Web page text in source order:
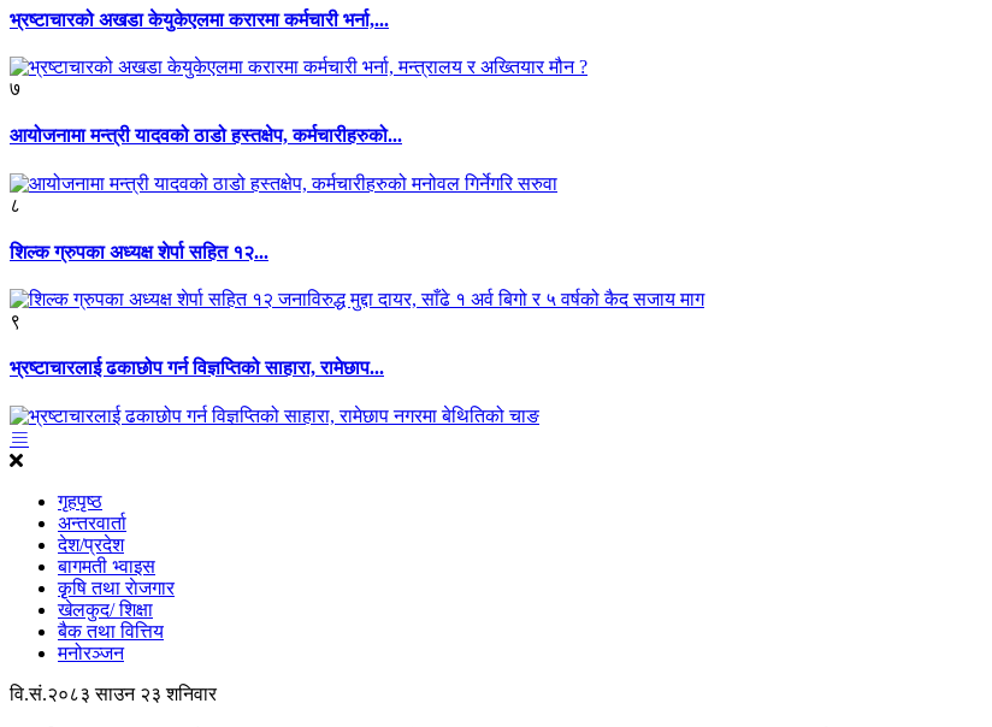
भ्रष्टाचारको अखडा केयुकेएलमा करारमा कर्मचारी भर्ना,...
७
आयोजनामा मन्त्री यादवको ठाडो हस्तक्षेप, कर्मचारीहरुको...
८
शिल्क ग्रुपका अध्यक्ष शेर्पा सहित १२...
९
भ्रष्टाचारलाई ढकाछोप गर्न विज्ञप्तिको साहारा, रामेछाप...
गृहपृष्ठ
अन्तरवार्ता
देश/प्रदेश
बागमती भ्वाइस
कृृषि तथा राेजगार
खेलकुद/ शिक्षा
बैक तथा वित्तिय
मनोरञ्जन
वि.सं.२०८३ साउन २३ शनिवार